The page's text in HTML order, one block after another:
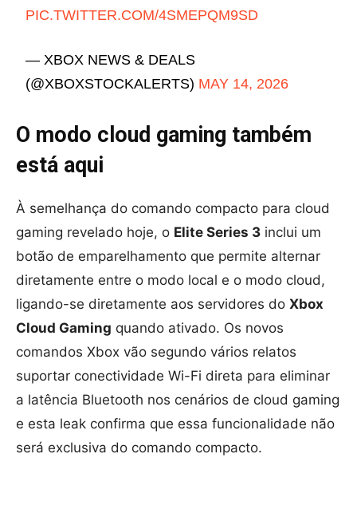
PIC.TWITTER.COM/4SMEPQM9SD
— XBOX NEWS & DEALS
(@XBOXSTOCKALERTS) MAY 14, 2026
O modo cloud gaming também
está aqui
À semelhança do comando compacto para cloud
gaming revelado hoje, o Elite Series 3 inclui um
botão de emparelhamento que permite alternar
diretamente entre o modo local e o modo cloud,
ligando-se diretamente aos servidores do Xbox
Cloud Gaming quando ativado. Os novos
comandos Xbox vão segundo vários relatos
suportar conectividade Wi-Fi direta para eliminar
a latência Bluetooth nos cenários de cloud gaming
e esta leak confirma que essa funcionalidade não
será exclusiva do comando compacto.